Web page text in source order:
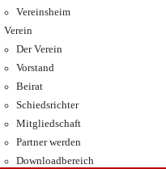
Vereinsheim
Verein
Der Verein
Vorstand
Beirat
Schiedsrichter
Mitgliedschaft
Partner werden
Downloadbereich